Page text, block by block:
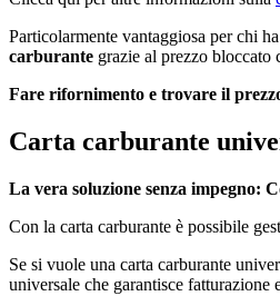
Particolarmente vantaggiosa per chi
carburante grazie al prezzo bloccato
Fare rifornimento e trovare il
Carta carburante
La vera soluzione senza impegno:
Con la carta carburante è possibile
Se si vuole una carta carburante
universale che garantisce